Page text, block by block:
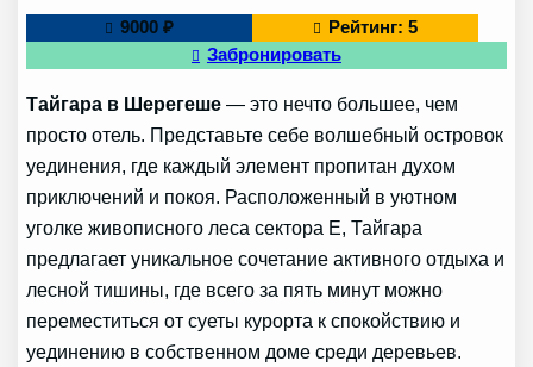
9000 ₽
Рейтинг: 5
Забронировать
Тайгара в Шерегеше — это нечто большее, чем
просто отель. Представьте себе волшебный островок
уединения, где каждый элемент пропитан духом
приключений и покоя. Расположенный в уютном
уголке живописного леса сектора Е, Тайгара
предлагает уникальное сочетание активного отдыха и
лесной тишины, где всего за пять минут можно
переместиться от суеты курорта к спокойствию и
уединению в собственном доме среди деревьев.